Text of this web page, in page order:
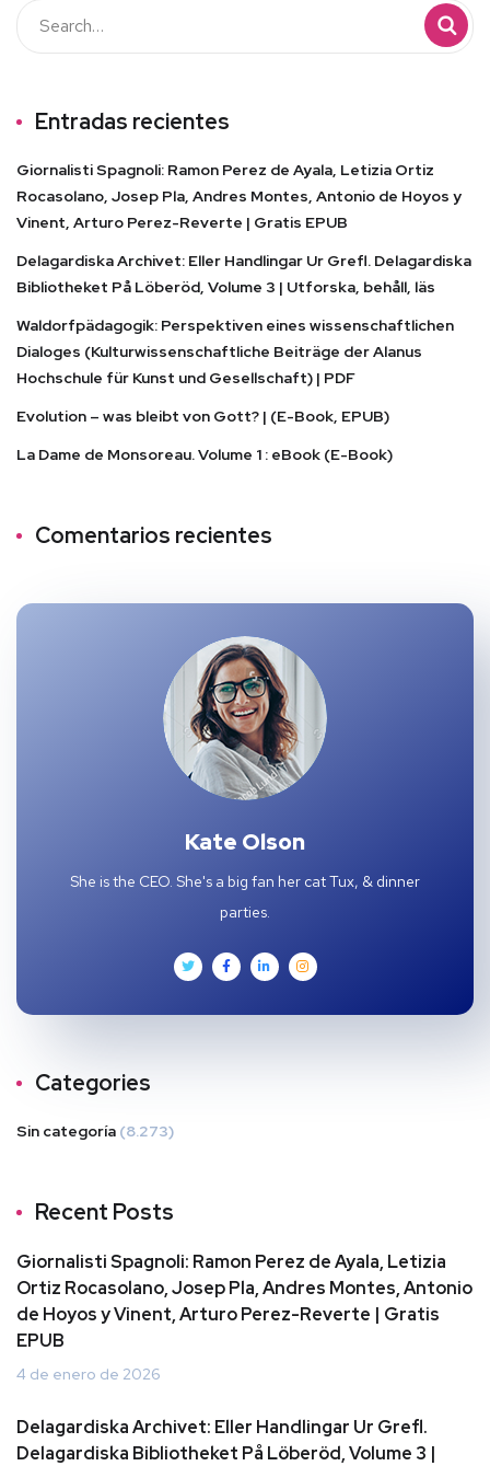
Entradas recientes
Giornalisti Spagnoli: Ramon Perez de Ayala, Letizia Ortiz
Rocasolano, Josep Pla, Andres Montes, Antonio de Hoyos y
Vinent, Arturo Perez-Reverte | Gratis EPUB
Delagardiska Archivet: Eller Handlingar Ur Grefl. Delagardiska
Bibliotheket På Löberöd, Volume 3 | Utforska, behåll, läs
Waldorfpädagogik: Perspektiven eines wissenschaftlichen
Dialoges (Kulturwissenschaftliche Beiträge der Alanus
Hochschule für Kunst und Gesellschaft) | PDF
Evolution – was bleibt von Gott? | (E-Book, EPUB)
La Dame de Monsoreau. Volume 1 : eBook (E-Book)
Comentarios recientes
Kate Olson
She is the CEO. She's a big fan her cat Tux, & dinner
parties.
Categories
Sin categoría (8.273)
Recent Posts
Giornalisti Spagnoli: Ramon Perez de Ayala, Letizia
Ortiz Rocasolano, Josep Pla, Andres Montes, Antonio
de Hoyos y Vinent, Arturo Perez-Reverte | Gratis
EPUB
4 de enero de 2026
Delagardiska Archivet: Eller Handlingar Ur Grefl.
Delagardiska Bibliotheket På Löberöd, Volume 3 |